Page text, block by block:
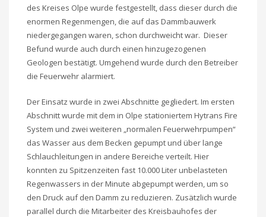
des Kreises Olpe wurde festgestellt, dass dieser durch die
enormen Regenmengen, die auf das Dammbauwerk
niedergegangen waren, schon durchweicht war. Dieser
Befund wurde auch durch einen hinzugezogenen
Geologen bestätigt. Umgehend wurde durch den Betreiber
die Feuerwehr alarmiert.
Der Einsatz wurde in zwei Abschnitte gegliedert. Im ersten
Abschnitt wurde mit dem in Olpe stationiertem Hytrans Fire
System und zwei weiteren „normalen Feuerwehrpumpen“
das Wasser aus dem Becken gepumpt und über lange
Schlauchleitungen in andere Bereiche verteilt. Hier
konnten zu Spitzenzeiten fast 10.000 Liter unbelasteten
Regenwassers in der Minute abgepumpt werden, um so
den Druck auf den Damm zu reduzieren. Zusätzlich wurde
parallel durch die Mitarbeiter des Kreisbauhofes der